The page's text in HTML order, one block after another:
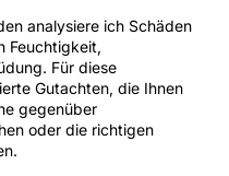
analysiere ich Schäden
Feuchtigkeit,
Für diese
Gutachten, die Ihnen
gegenüber
oder die richtigen